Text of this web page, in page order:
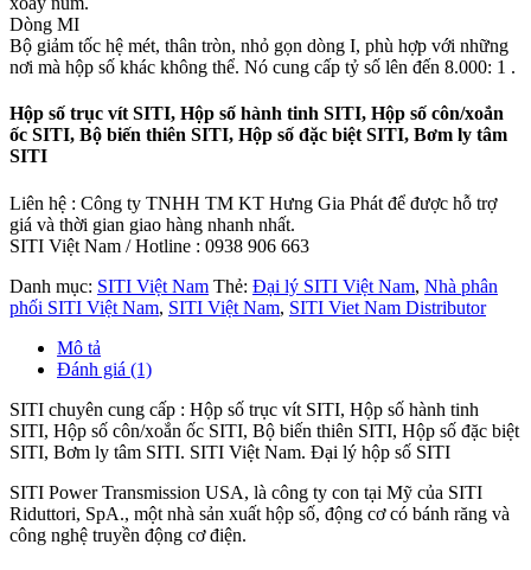
Dòng MI
Bộ giảm tốc hệ mét, thân tròn, nhỏ gọn dòng I, phù hợp với những
nơi mà hộp số khác không thể. Nó cung cấp tỷ số lên đến 8.000: 1 .
Hộp số trục vít SITI, Hộp số hành tinh SITI, Hộp số côn/xoắn
ốc SITI, Bộ biến thiên SITI, Hộp số đặc biệt SITI, Bơm ly tâm
SITI
Liên hệ : Công ty TNHH TM KT Hưng Gia Phát để được hỗ trợ
giá và thời gian giao hàng nhanh nhất.
SITI Việt Nam / Hotline : 0938 906 663
Danh mục: SITI Việt Nam Thẻ: Đại lý SITI Việt Nam, Nhà phân
phối SITI Việt Nam, SITI Việt Nam, SITI Viet Nam Distributor
Mô tả
Đánh giá (1)
SITI chuyên cung cấp : Hộp số trục vít SITI, Hộp số hành tinh
SITI, Hộp số côn/xoắn ốc SITI, Bộ biến thiên SITI, Hộp số đặc biệt
SITI, Bơm ly tâm SITI. SITI Việt Nam. Đại lý hộp số SITI
SITI Power Transmission USA, là công ty con tại Mỹ của SITI
Riduttori, SpA., một nhà sản xuất hộp số, động cơ có bánh răng và
công nghệ truyền động cơ điện.